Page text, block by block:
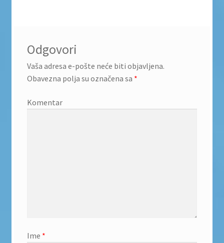
Odgovori
Vaša adresa e-pošte neće biti objavljena.
Obavezna polja su označena sa *
Komentar
Ime *